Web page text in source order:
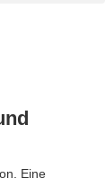
Eine